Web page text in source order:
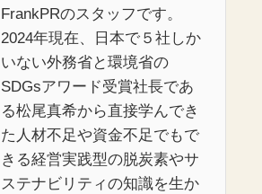
FrankPRのスタッフです。
2024年現在、日本で５社しか
いない外務省と環境省の
SDGsアワード受賞社長であ
る松尾真希から直接学んでき
た人材不足や資金不足でもで
きる経営実践型の脱炭素やサ
ステナビリティの知識を生か